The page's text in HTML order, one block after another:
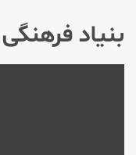
بنیاد